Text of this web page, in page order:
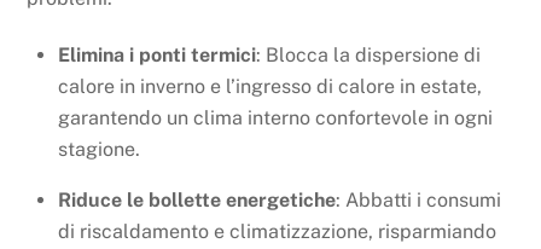
Elimina i ponti termici: Blocca la dispersione di
calore in inverno e l’ingresso di calore in estate,
garantendo un clima interno confortevole in ogni
stagione.
Riduce le bollette energetiche: Abbatti i consumi
di riscaldamento e climatizzazione, risparmiando